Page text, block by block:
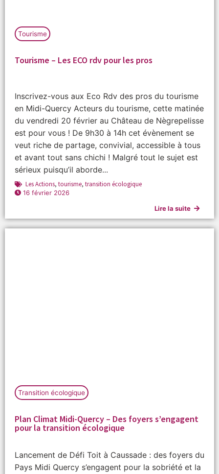
Tourisme
Tourisme – Les ECO rdv pour les pros
Inscrivez-vous aux Eco Rdv des pros du tourisme
en Midi-Quercy Acteurs du tourisme, cette matinée
du vendredi 20 février au Château de Nègrepelisse
est pour vous ! De 9h30 à 14h cet évènement se
veut riche de partage, convivial, accessible à tous
et avant tout sans chichi ! Malgré tout le sujet est
sérieux puisqu’il aborde...
Les Actions, tourisme, transition écologique
16 février 2026
Lire la suite
Transition écologique
Plan Climat Midi-Quercy – Des foyers s’engagent
pour la transition écologique
Lancement de Défi Toit à Caussade : des foyers du
Pays Midi Quercy s’engagent pour la sobriété et la